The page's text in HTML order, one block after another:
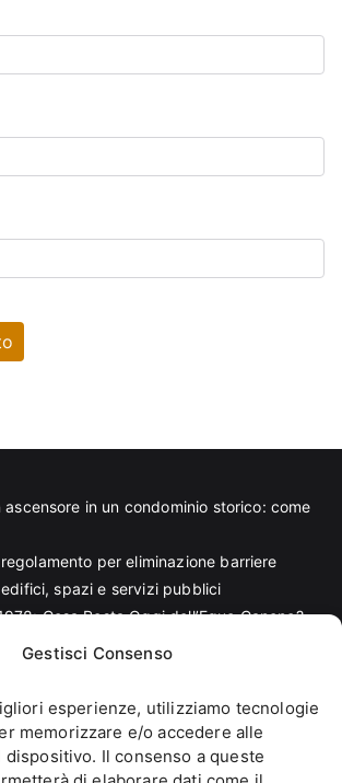
Gestisci Consenso
esperienze, utilizziamo tecnologie
memorizzare e/o accedere alle
Il consenso a queste
ascensore in un condominio storico: come
per eliminazione barriere
spazi e servizi pubblici
Cosa Resta Oggi dell’Equo Canone?
6/1989: Analisi Tecnica per Progettisti e
sicurezza nella progettazione ascensore